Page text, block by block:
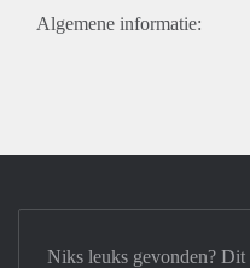
Algemene informatie:
Niks leuks gevonden? Dit